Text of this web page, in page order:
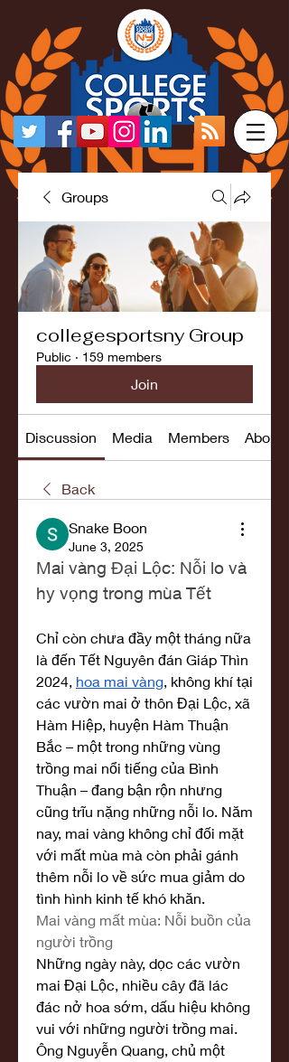
Groups
collegesportsny Group
Public · 159 members
Join
Discussion Media Members About
Back
Snake Boon
June 3, 2025
Mai vàng Đại Lộc: Nỗi lo và
hy vọng trong mùa Tết
Chỉ còn chưa đầy một tháng nữa
là đến Tết Nguyên đán Giáp Thìn
2024, hoa mai vàng, không khí tại
các vườn mai ở thôn Đại Lộc, xã
Hàm Hiệp, huyện Hàm Thuận
Bắc – một trong những vùng
trồng mai nổi tiếng của Bình
Thuận – đang bận rộn nhưng
cũng trĩu nặng những nỗi lo. Năm
nay, mai vàng không chỉ đối mặt
với mất mùa mà còn phải gánh
thêm nỗi lo về sức mua giảm do
tình hình kinh tế khó khăn.
Mai vàng mất mùa: Nỗi buồn của
người trồng
Những ngày này, dọc các vườn
mai Đại Lộc, nhiều cây đã lác
đác nở hoa sớm, dấu hiệu không
vui với những người trồng mai.
Ông Nguyễn Quang, chủ một